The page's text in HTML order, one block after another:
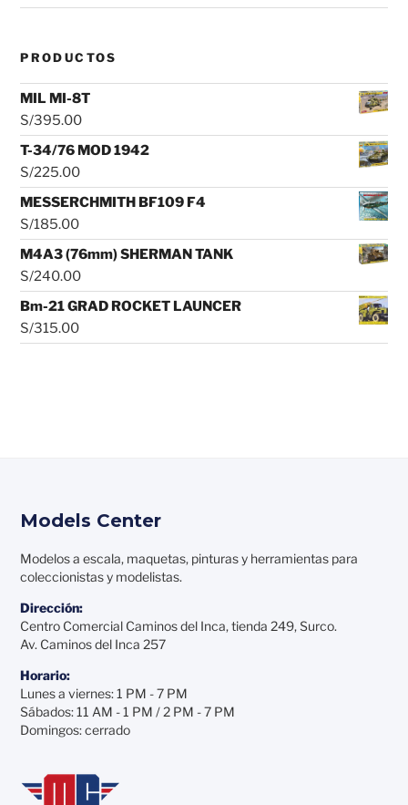
PRODUCTOS
MIL MI-8T
S/395.00
T-34/76 MOD 1942
S/225.00
MESSERCHMITH BF109 F4
S/185.00
M4A3 (76mm) SHERMAN TANK
S/240.00
Bm-21 GRAD ROCKET LAUNCER
S/315.00
Models Center
Modelos a escala, maquetas, pinturas y herramientas para
coleccionistas y modelistas.
Dirección:
Centro Comercial Caminos del Inca, tienda 249, Surco.
Av. Caminos del Inca 257
Horario:
Lunes a viernes: 1 PM - 7 PM
Sábados: 11 AM - 1 PM / 2 PM - 7 PM
Domingos: cerrado